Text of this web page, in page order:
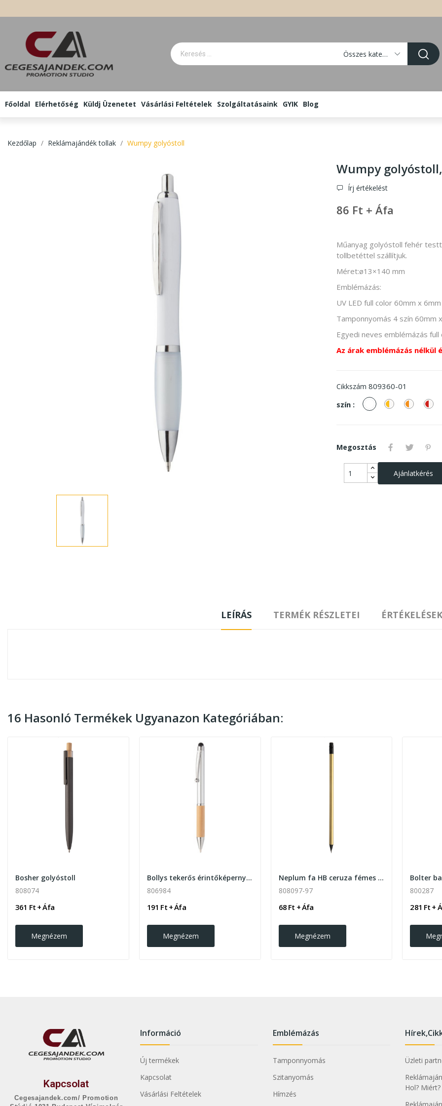
Összes kategória
Főoldal Elérhetőség Küldj Üzenetet Vásárlási Feltételek Szolgáltatásaink GYIK Blog
Kezdőlap Reklámajándék tollak Wumpy golyóstoll
Wumpy golyóstoll
Írj értékelést
86 Ft + Áfa
Műanyag golyóstoll fehér
tollbetéttel szállítjuk.
Méret:ø13×140 mm
Emblémázás:
UV LED full color 60mm x 6mm
Tamponnyomás 4 szín 60mm
Egyedi neves emblémázás
Az árak emblémázás nélkül
Cikkszám 809360-01
szín :
fehér sárga-
fehér fehér
Megosztás
Ajánlatkérés
LEÍRÁS TERMÉK RÉSZLETEI ÉRTÉKELÉSEK
16 Hasonló Termékek Ugyanazon Kategóriában:
Bosher golyóstoll
808074
361 Ft + Áfa
Megnézem
Bollys tekerős érintőképernyős toll
806984
191 Ft + Áfa
Megnézem
Neplum fa HB ceruza fémes külsővel
808097-97
68 Ft + Áfa
Megnézem
Bolter
800287
281 Ft +
Kapcsolat
Cegesajandek.com/ Promotion
Információ
Új termékek
Kapcsolat
Vásárlási Feltételek
Emblémázás
Tamponnyomás
Szitanyomás
Hímzés
Üzleti
Hol? Miért?